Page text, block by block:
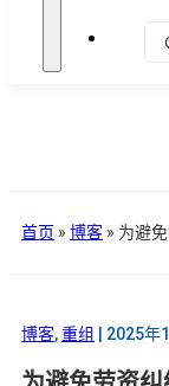
首页 » 博客 » 为避
博客,重组 | 2025